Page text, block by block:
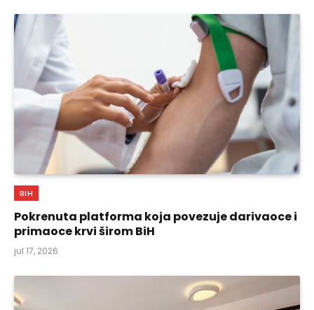
BIH
Pokrenuta platforma koja povezuje darivaoce i
primaoce krvi širom BiH
jul 17, 2026